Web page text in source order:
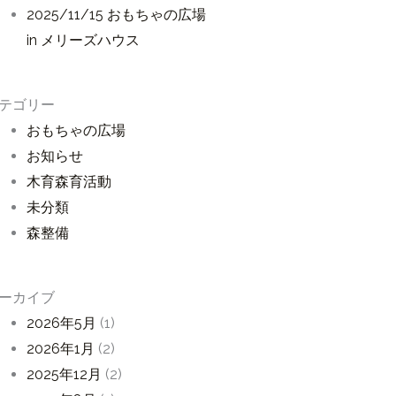
2025/11/15 おもちゃの広場
in メリーズハウス
ゴリー
おもちゃの広場
お知らせ
木育森育活動
未分類
森整備
カイブ
2026年5月 (1)
2026年1月 (2)
2025年12月 (2)